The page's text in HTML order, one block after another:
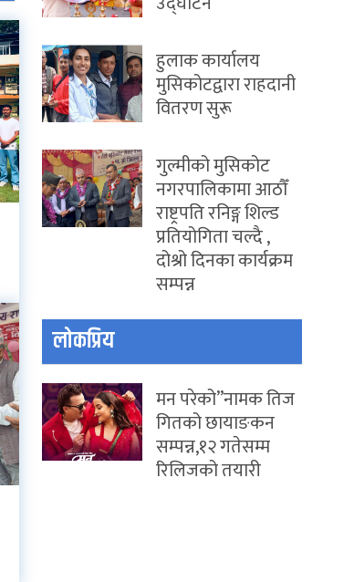
हुलाक कार्यालय
मुसिकोटद्वारा राहदानी
वितरण सुरू
गुल्मीको मुसिकोट
नगरपालिकामा आठौँ
राष्ट्रपति रनिङ्ग शिल्ड
प्रतियोगिता चल्दै ,
दोश्रो दिनका कार्यक्रम
सम्पन्न
लोकप्रिय
मन परेको”नामक तिज
गितको छायाङकन
सम्पन्न,१२ गतेसम्म
रिलिजको तयारी